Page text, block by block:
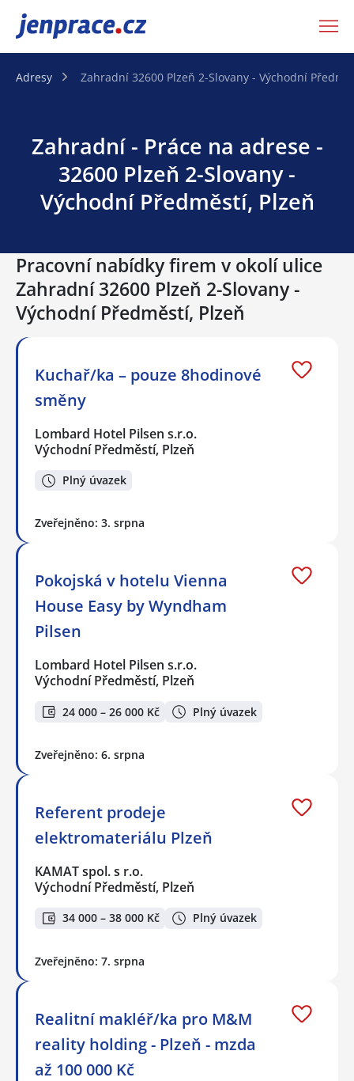
JenPráce.cz
Adresy Zahradní 32600 Plzeň 2-Slovany - Východní
Zahradní - Práce na adrese -
32600 Plzeň 2-Slovany -
Východní Předměstí, Plzeň
Pracovní nabídky firem v okolí ulice
Zahradní 32600 Plzeň 2-Slovany -
Východní Předměstí, Plzeň
Kuchař/ka – pouze 8hodinové
směny
Lombard Hotel Pilsen s.r.o.
Východní Předměstí, Plzeň
Plný úvazek
Zveřejněno: 3. srpna
Pokojská v hotelu Vienna
House Easy by Wyndham
Pilsen
Lombard Hotel Pilsen s.r.o.
Východní Předměstí, Plzeň
24 000 – 26 000 Kč Plný úvazek
Zveřejněno: 6. srpna
Referent prodeje
elektromateriálu Plzeň
KAMAT spol. s r.o.
Východní Předměstí, Plzeň
34 000 – 38 000 Kč Plný úvazek
Zveřejněno: 7. srpna
Realitní makléř/ka pro M&M
reality holding - Plzeň - mzda
až 100 000 Kč